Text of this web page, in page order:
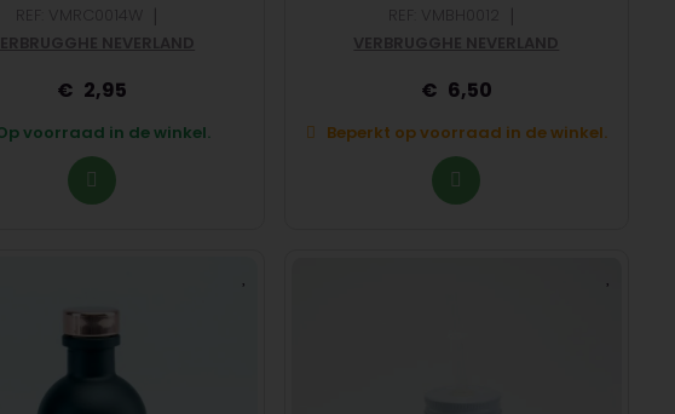
REF: VMRC0014W |
NEVERLAND
2,95
voorraad in de winkel.
|
VERBRUGGHE NEVERLAND
6,50
Beperkt op voorraad in de winkel.